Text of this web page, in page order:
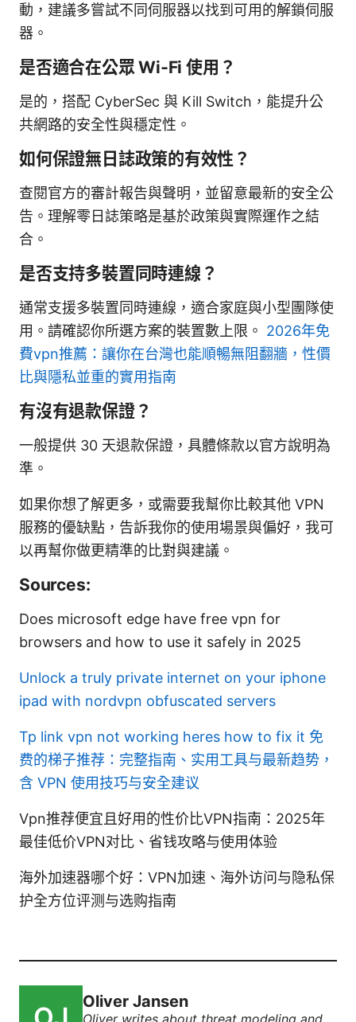
動，建議多嘗試不同伺服器以找到可用的解鎖伺服
器。
是否適合在公眾 Wi‑Fi 使用？
是的，搭配 CyberSec 與 Kill Switch，能提升公
共網路的安全性與穩定性。
如何保證無日誌政策的有效性？
查閱官方的審計報告與聲明，並留意最新的安全公
告。理解零日誌策略是基於政策與實際運作之結
合。
是否支持多裝置同時連線？
通常支援多裝置同時連線，適合家庭與小型團隊使
用。請確認你所選方案的裝置數上限。 2026年免
費vpn推薦：讓你在台灣也能順暢無阻翻牆，性價
比與隱私並重的實用指南
有沒有退款保證？
一般提供 30 天退款保證，具體條款以官方說明為
準。
如果你想了解更多，或需要我幫你比較其他 VPN
服務的優缺點，告訴我你的使用場景與偏好，我可
以再幫你做更精準的比對與建議。
Sources:
Does microsoft edge have free vpn for
browsers and how to use it safely in 2025
Unlock a truly private internet on your iphone
ipad with nordvpn obfuscated servers
Tp link vpn not working heres how to fix it 免
费的梯子推荐：完整指南、实用工具与最新趋势，
含 VPN 使用技巧与安全建议
Vpn推荐便宜且好用的性价比VPN指南：2025年
最佳低价VPN对比、省钱攻略与使用体验
海外加速器哪个好：VPN加速、海外访问与隐私保
护全方位评测与选购指南
Oliver Jansen
Oliver writes about threat modeling and